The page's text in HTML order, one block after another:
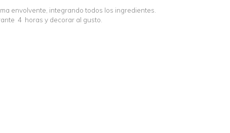
envolvente, integrando todos los ingredientes.
4 horas y decorar al gusto.